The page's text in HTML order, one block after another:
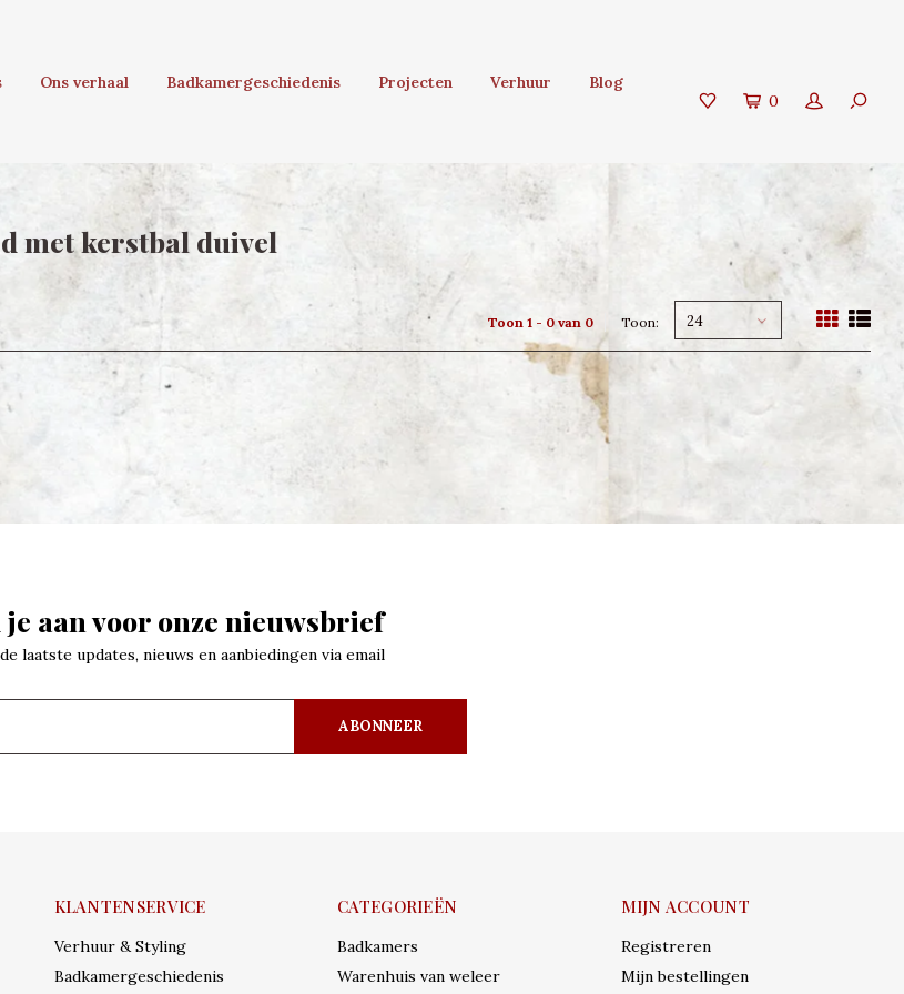
Ons verhaal Badkamergeschiedenis Projecten Verhuur
Blog
0
met kerstbal duivel
Toon 1 - 0 van 0 Toon: 24
aan voor onze nieuwsbrief
laatste updates, nieuws en aanbiedingen via email
ABONNEER
KLANTENSERVICE
Verhuur & Styling
Badkamergeschiedenis
CATEGORIEËN
Badkamers
Warenhuis van weleer
MIJN ACCOUNT
Registreren
Mijn bestellingen